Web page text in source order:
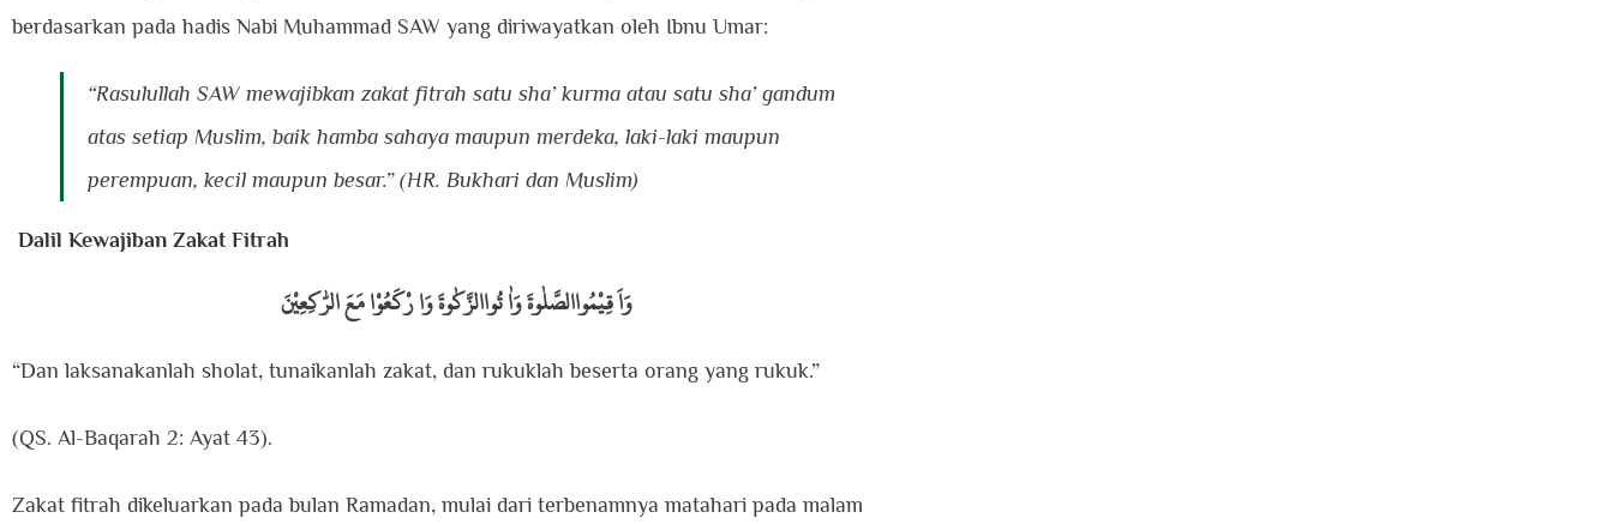
berdasarkan pada hadis Nabi Muhammad SAW yang diriwayatkan oleh Ibnu Umar:
“Rasulullah SAW mewajibkan zakat fitrah satu sha’ kurma atau satu sha’ gandum
atas setiap Muslim, baik hamba sahaya maupun merdeka, laki-laki maupun
perempuan, kecil maupun besar.” (HR. Bukhari dan Muslim)
Dalil Kewajiban Zakat Fitrah
وَاَ قِيْمُواالصَّلٰوةَ وَاٰ تُواالزَّكٰوةَ وَا رْكَعُوْا مَعَ الرّٰكِعِيْنَ
“Dan laksanakanlah sholat, tunaikanlah zakat, dan rukuklah beserta orang yang rukuk.”
(QS. Al-Baqarah 2: Ayat 43).
Zakat fitrah dikeluarkan pada bulan Ramadan, mulai dari terbenamnya matahari pada malam